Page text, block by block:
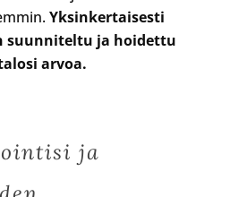
Yksinkertaisesti
suunniteltu ja hoidettu
arvoa.
ja